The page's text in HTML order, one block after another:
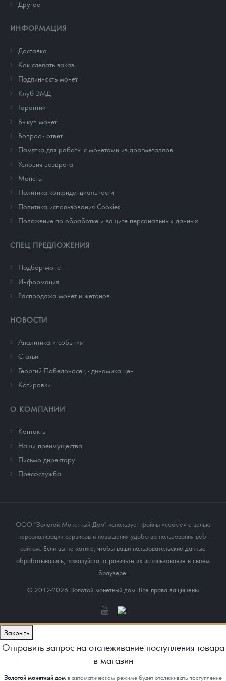
Другое
ИНФОРМАЦИЯ
Доставка
Как сделать заказ
Подлинность монет
Клуб ЗМД
Гарантии
Выкуп монет
Вопрос - ответ
Памятка для работы с монетами из драгметаллов
Условия возврата
Монеты
Политика конфиденциальности
Политика использования Cookies
Положение по обработке и защите персональных данных
СПЕЦ ПРЕДЛОЖЕНИЯ
Подбор монет
Информация
Распродажа монет и жетонов
НОВОСТИ
Аналитика и события
Cтатьи
Георгий Победоносец - динамика цен
Котировки
О КОМПАНИИ
Контакты
Наши преимущества
Письмо директору
Пресс-служба
ООО "Золотой Монетный Дом" использует файлы «cookie» с целью
персонализации сервисов и повышения удобства пользования веб-
сайтом . Если вы не хотите, чтобы ваши пользовательские данные
обрабатывались, пожалуйста, ограничьте их использование в своём
браузере.
© 2012-2026 Золотой монетный дом. Все права защищены
Закрыть
Отправить запрос на отслеживание поступления товара
в магазин
Золотой монетный домв автоматическом режиме будет отслеживать поступление